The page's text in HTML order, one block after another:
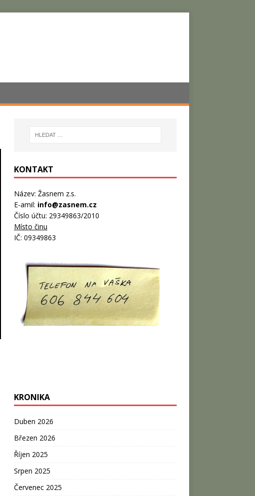
KONTAKT
Název: Žasnem z.s.
E-amil: info@zasnem.cz
Číslo účtu: 29349863/2010
Místo činu
IČ: 09349863
KRONIKA
Duben 2026
Březen 2026
Říjen 2025
Srpen 2025
Červenec 2025